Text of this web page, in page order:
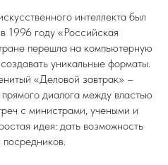
интеллекта был
1996 году «Российская
перешла на компьютерную
уникальные форматы.
«Деловой завтрак» –
диалога между властью
с министрами, учеными и
идея: дать возможность
посредников.